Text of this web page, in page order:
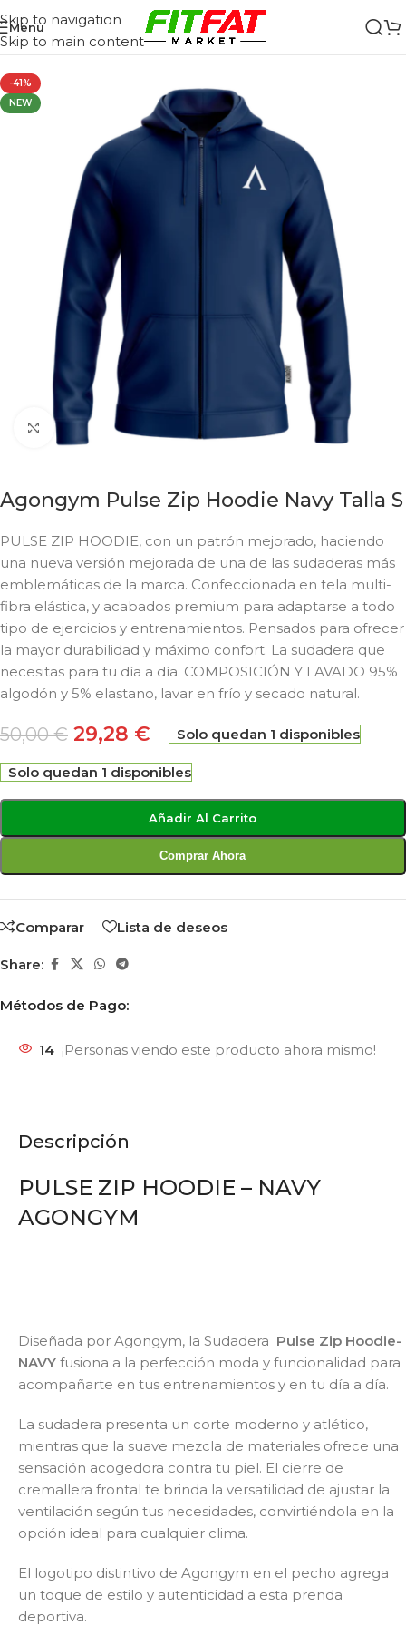
Skip to navigation
Skip to main content
Menu
-41%
NEW
Click to enlarge
Agongym Pulse Zip Hoodie Navy Talla S
PULSE ZIP HOODIE, con un patrón mejorado, haciendo
una nueva versión mejorada de una de las sudaderas más
emblemáticas de la marca. Confeccionada en tela multi-
fibra elástica, y acabados premium para adaptarse a todo
tipo de ejercicios y entrenamientos. Pensados para ofrecer
la mayor durabilidad y máximo confort. La sudadera que
necesitas para tu día a día. COMPOSICIÓN Y LAVADO 95%
algodón y 5% elastano, lavar en frío y secado natural.
50,00€ 29,28 € Solo quedan 1 disponibles
Solo quedan 1 disponibles
Añadir Al Carrito
Comprar Ahora
Comparar Lista de deseos
Share:
Métodos de Pago:
14 ¡Personas viendo este producto ahora mismo!
Descripción
PULSE ZIP HOODIE – NAVY
AGONGYM
Diseñada por Agongym, la Sudadera Pulse Zip Hoodie-
NAVY fusiona a la perfección moda y funcionalidad para
acompañarte en tus entrenamientos y en tu día a día.
La sudadera presenta un corte moderno y atlético,
mientras que la suave mezcla de materiales ofrece una
sensación acogedora contra tu piel. El cierre de
cremallera frontal te brinda la versatilidad de ajustar la
ventilación según tus necesidades, convirtiéndola en la
opción ideal para cualquier clima.
El logotipo distintivo de Agongym en el pecho agrega
un toque de estilo y autenticidad a esta prenda
deportiva.